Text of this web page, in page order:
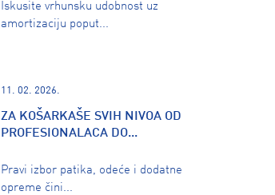
Iskusite vrhunsku udobnost uz
amortizaciju poput...
11. 02. 2026.
ZA KOŠARKAŠE SVIH NIVOA OD
PROFESIONALACA DO...
Pravi izbor patika, odeće i dodatne
opreme čini...